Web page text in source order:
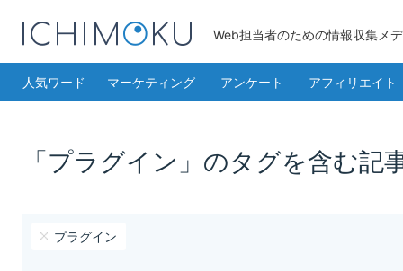
Web担当者のための情報収集メ
人気ワード マーケティング アンケート アフィリエイト
「プラグイン」のタグを含む記
プラグイン